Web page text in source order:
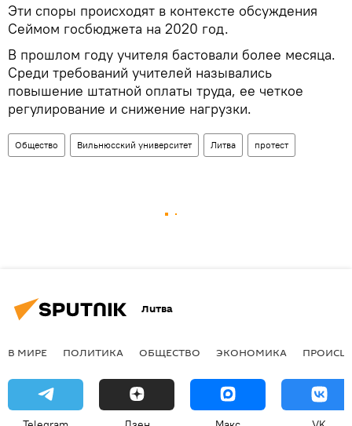
Эти споры происходят в контексте обсуждения
Сеймом госбюджета на 2020 год.
В прошлом году учителя бастовали более месяца.
Среди требований учителей назывались
повышение штатной оплаты труда, ее четкое
регулирование и снижение нагрузки.
Общество Вильнюсский университет Литва протест
Литва
В МИРЕ ПОЛИТИКА ОБЩЕСТВО ЭКОНОМИКА